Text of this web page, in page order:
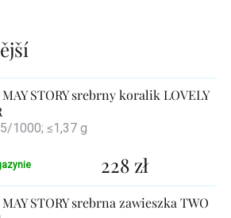
MAY STORY srebrny koralik LOVELY
1000; ≤1,37 g
228 zł
MAY STORY srebrna zawieszka TWO